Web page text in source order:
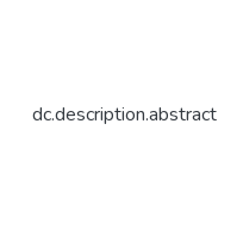
dc.description.abstract